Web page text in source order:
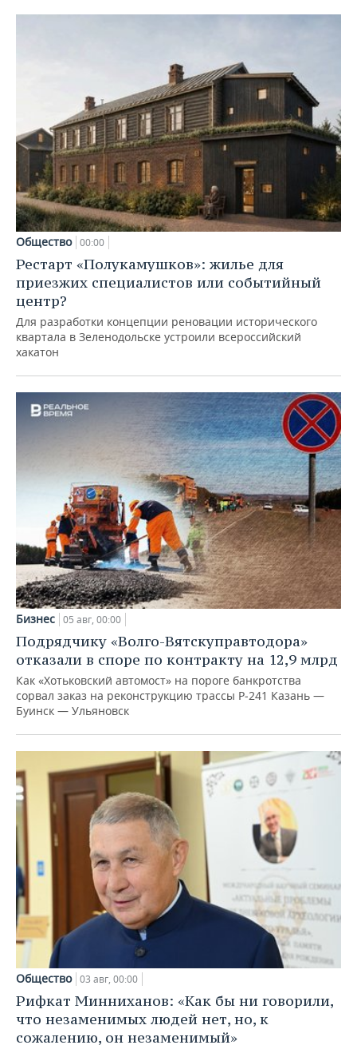
Общество 00:00
Рестарт «Полукамушков»: жилье для
приезжих специалистов или событийный
центр?
Для разработки концепции реновации исторического
квартала в Зеленодольске устроили всероссийский
хакатон
Бизнес 05 авг, 00:00
Подрядчику «Волго-Вятскуправтодора»
отказали в споре по контракту на 12,9 млрд
Как «Хотьковский автомост» на пороге банкротства
сорвал заказ на реконструкцию трассы Р‑241 Казань —
Буинск — Ульяновск
Общество 03 авг, 00:00
Рифкат Минниханов: «Как бы ни говорили,
что незаменимых людей нет, но, к
сожалению, он незаменимый»